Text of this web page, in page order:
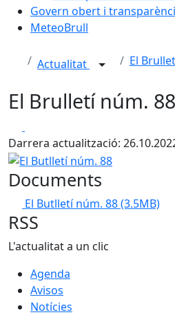
Govern obert i
MeteoBrull
Actualitat El
El Brulletí núm. 88
Darrera actualització:
El Butlletí núm. 88
Documents
El Butlletí núm. 88(3.5MB)
RSS
L'actualitat a un clic
Agenda
Avisos
Notícies